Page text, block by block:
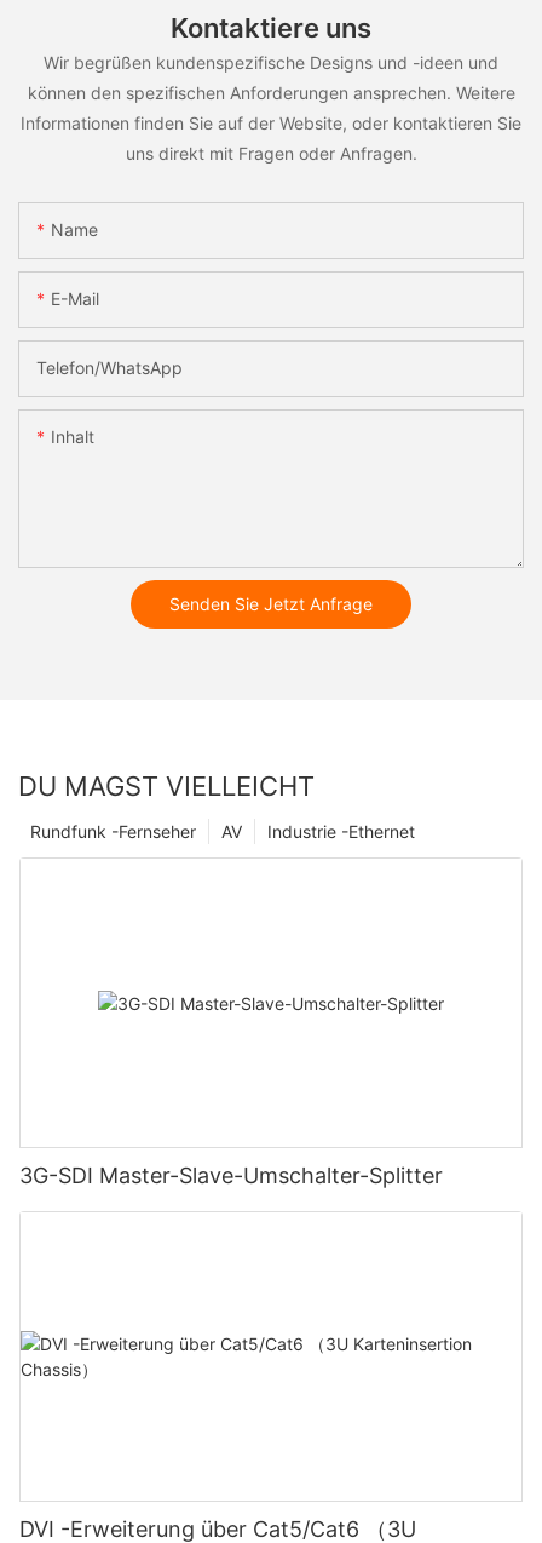
Kontaktiere uns
Wir begrüßen kundenspezifische Designs und -ideen und
können den spezifischen Anforderungen ansprechen. Weitere
Informationen finden Sie auf der Website, oder kontaktieren Sie
uns direkt mit Fragen oder Anfragen.
Name
E-Mail
Telefon/WhatsApp
Inhalt
Senden Sie Jetzt Anfrage
DU MAGST VIELLEICHT
Industrie -Ethernet
AV
Rundfunk -Fernseher
3G-SDI Master-Slave-Umschalter-Splitter
DVI -Erweiterung über Cat5/Cat6 （3U